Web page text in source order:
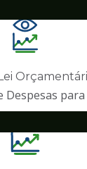
Ilustração
da
pagina
Despesas